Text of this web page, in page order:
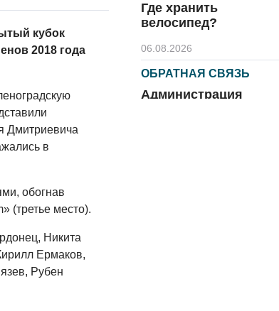
кубок
2018 года
Дмитриевича
в
обогнав
(третье место).
Никита
Ермаков,
Рубен
Где хранить
велосипед?
06.08.2026
ОБРАТНАЯ СВЯЗЬ
Администрация